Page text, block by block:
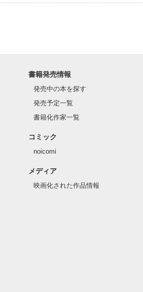
書籍発売情報
発売中の本を探す
発売予定一覧
書籍化作家一覧
コミック
noicomi
メディア
映画化された作品情報